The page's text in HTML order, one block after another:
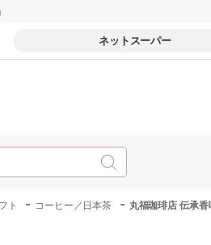
ネットスーパー
ト - コーヒー／日本茶 - 丸福珈琲店 伝承